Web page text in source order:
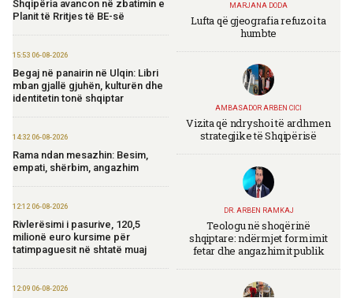
Shqipëria avancon në zbatimin e
Planit të Rritjes të BE-së
15:53 06-08-2026
Begaj në panairin në Ulqin: Libri
mban gjallë gjuhën, kulturën dhe
identitetin tonë shqiptar
14:32 06-08-2026
Rama ndan mesazhin: Besim,
empati, shërbim, angazhim
12:12 06-08-2026
Rivlerësimi i pasurive, 120,5
milionë euro kursime për
tatimpaguesit në shtatë muaj
12:09 06-08-2026
MARJANA DODA
Lufta që gjeografia refuzoi ta
humbte
AMBASADOR ARBEN CICI
Vizita që ndryshoi të ardhmen
strategjike të Shqipërisë
DR. ARBEN RAMKAJ
Teologu në shoqërinë
shqiptare: ndërmjet formimit
fetar dhe angazhimit publik